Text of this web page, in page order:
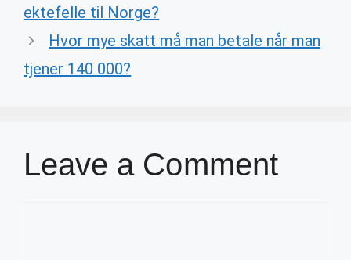
ektefelle til Norge?
Hvor mye skatt må man betale når man
tjener 140 000?
Leave a Comment